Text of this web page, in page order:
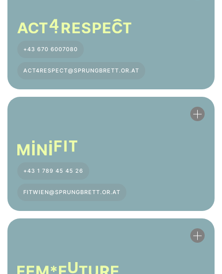
+43 670 6007080
ACT4RESPECT@SPRUNGBRETT.OR.AT
+43 1 789 45 45 26
FITWIEN@SPRUNGBRETT.OR.AT